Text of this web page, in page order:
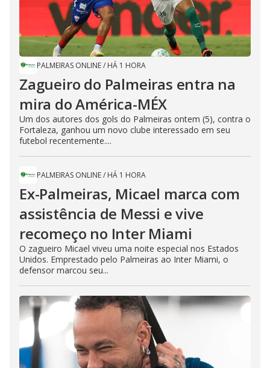
PALMEIRAS ONLINE/ HÁ 1 HORA
Zagueiro do Palmeiras entra na
mira do América-MÉX
Um dos autores dos gols do Palmeiras ontem (5), contra o
Fortaleza, ganhou um novo clube interessado em seu
futebol recentemente....
PALMEIRAS ONLINE/ HÁ 1 HORA
Ex-Palmeiras, Micael marca com
assistência de Messi e vive
recomeço no Inter Miami
O zagueiro Micael viveu uma noite especial nos Estados
Unidos. Emprestado pelo Palmeiras ao Inter Miami, o
defensor marcou seu...